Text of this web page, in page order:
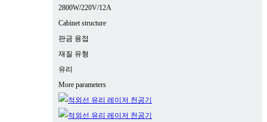
2800W/220V/12A
Cabinet structure
판금 용접
재질 유형
유리
More parameters